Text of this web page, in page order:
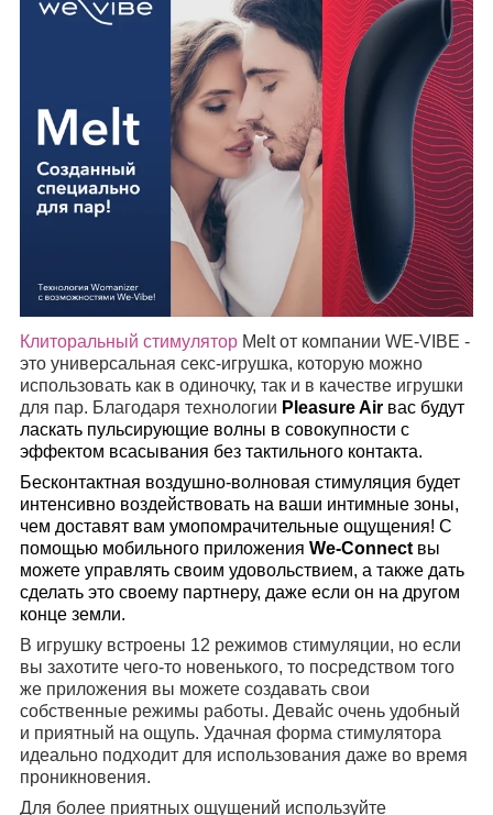
Клиторальный стимулятор Melt от компании WE-VIBE -
это универсальная секс-игрушка, которую можно
использовать как в одиночку, так и в качестве игрушки
для пар. Благодаря технологии Pleasure Air вас будут
ласкать пульсирующие волны в совокупности с
эффектом всасывания без тактильного контакта.
Бесконтактная воздушно-волновая стимуляция будет
интенсивно воздействовать на ваши интимные зоны,
чем доставят вам умопомрачительные ощущения! С
помощью мобильного приложения We-Connect вы
можете управлять своим удовольствием, а также дать
сделать это своему партнеру, даже если он на другом
конце земли.
В игрушку встроены 12 режимов стимуляции, но если
вы захотите чего-то новенького, то посредством того
же приложения вы можете создавать свои
собственные режимы работы. Девайс очень удобный
и приятный на ощупь. Удачная форма стимулятора
идеально подходит для использования даже во время
проникновения.
Для более приятных ощущений используйте